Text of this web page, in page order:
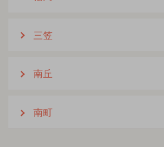
三笠
南丘
南町